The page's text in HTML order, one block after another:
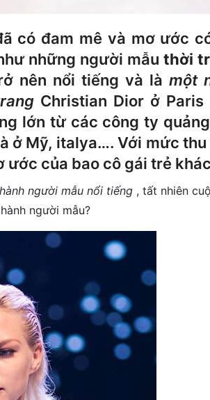
có đam mê và mơ ước
những người mẫu thời
nên nổi tiếng và là một
Christian Dior ở
lớn từ các công ty
ở Mỹ, italya…. Với mức thu
ước của bao cô gái trẻ
người mẫu nổi tiếng, tất nhiên
người mẫu?